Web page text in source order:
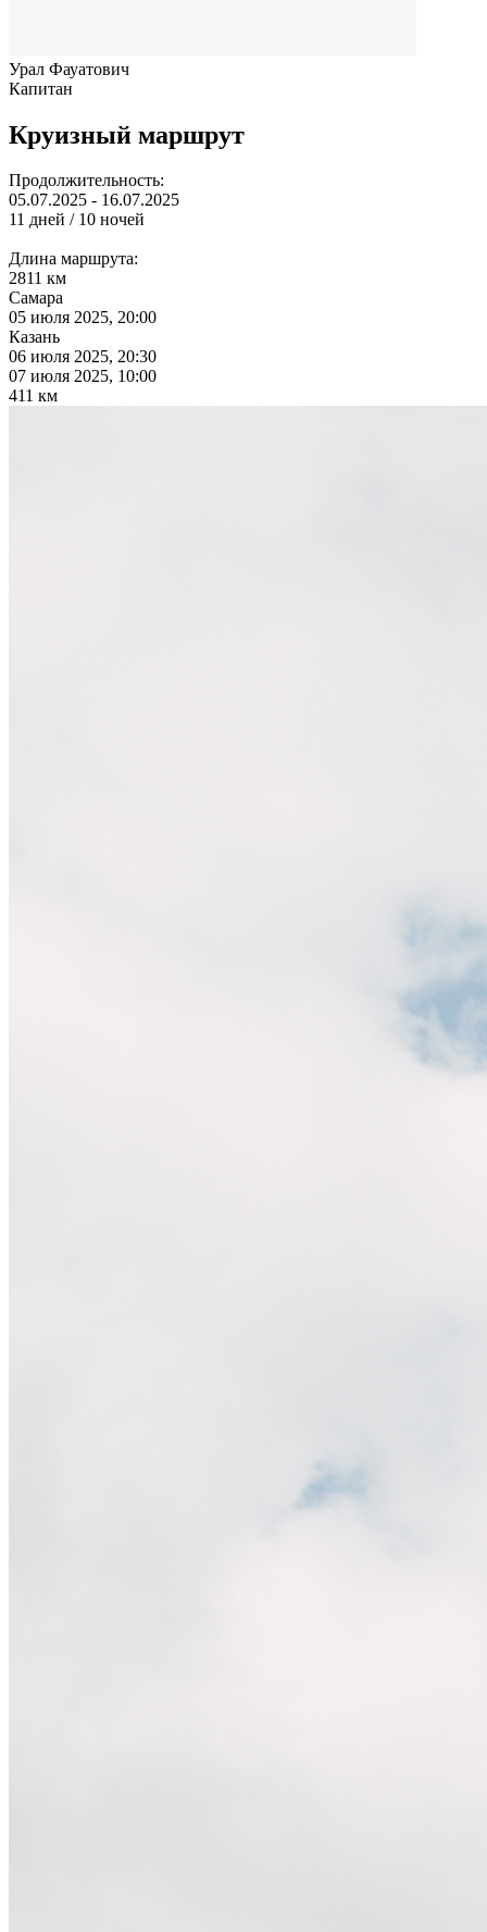
Урал Фауатович
Капитан
Круизный маршрут
Продолжительность:
05.07.2025 - 16.07.2025
11 дней / 10 ночей
Длина маршрута:
2811 км
Самара
05 июля 2025, 20:00
Казань
06 июля 2025, 20:30
07 июля 2025, 10:00
411 км